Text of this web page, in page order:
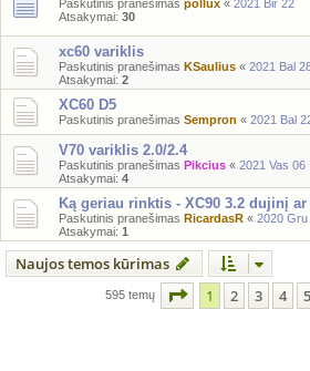
Paskutinis pranešimas pollux « 2021 Bir 22
Atsakymai: 30
xc60 variklis
Paskutinis pranešimas KSaulius « 2021 Bal
Atsakymai: 2
XC60 D5
Paskutinis pranešimas Sempron « 2021 Bal
V70 variklis 2.0/2.4
Paskutinis pranešimas Pikcius « 2021 Vas 06
Atsakymai: 4
Ką geriau rinktis - XC90 3.2 dujinį
Paskutinis pranešimas RicardasR « 2020 Gru
Atsakymai: 1
Naujos temos kūrimas
595 temų Puslapis 1iš 24
1 2 3 4 5